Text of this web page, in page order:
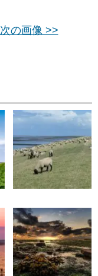
次の画像 >>